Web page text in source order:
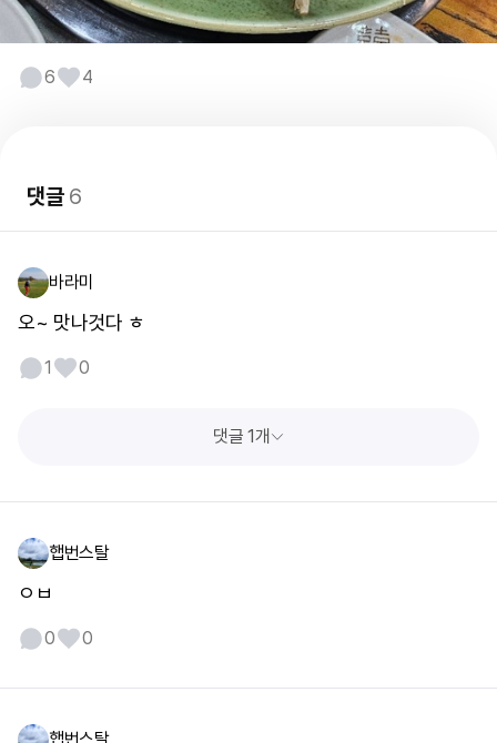
6 4
댓글6
바라미
오~ 맛나것다 ㅎ
1 0
댓글 1개
햅번스탈
ㅇㅂ
0 0